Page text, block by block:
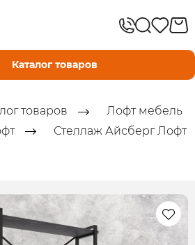
Каталог товаров
товаров
Лофт мебель
Стеллаж Айсберг Лофт